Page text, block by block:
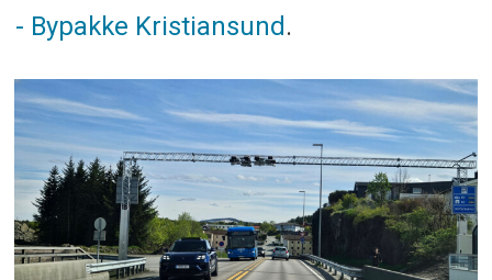
- Bypakke Kristiansund .